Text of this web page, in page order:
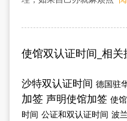
使馆双认证时间_相关
沙特双认证时间 德国驻
加签 声明使馆加签 使
时间 公证和双认证时间 波